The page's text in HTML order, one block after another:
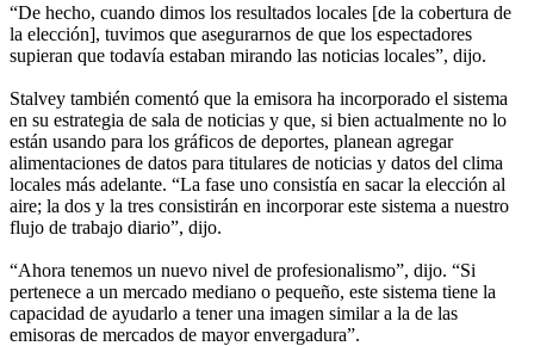
“De hecho, cuando dimos los resultados locales [de la cobertura de
la elección], tuvimos que asegurarnos de que los espectadores
supieran que todavía estaban mirando las noticias locales”, dijo.
Stalvey también comentó que la emisora ha incorporado el sistema
en su estrategia de sala de noticias y que, si bien actualmente no lo
están usando para los gráficos de deportes, planean agregar
alimentaciones de datos para titulares de noticias y datos del clima
locales más adelante. “La fase uno consistía en sacar la elección al
aire; la dos y la tres consistirán en incorporar este sistema a nuestro
flujo de trabajo diario”, dijo.
“Ahora tenemos un nuevo nivel de profesionalismo”, dijo. “Si
pertenece a un mercado mediano o pequeño, este sistema tiene la
capacidad de ayudarlo a tener una imagen similar a la de las
emisoras de mercados de mayor envergadura”.